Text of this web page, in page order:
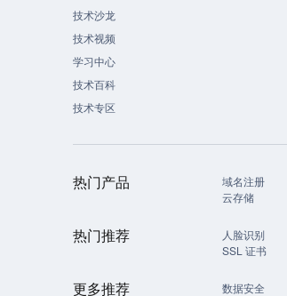
技术沙龙
技术视频
学习中心
技术百科
技术专区
热门产品 域名注册
云存储
热门推荐 人脸识别
SSL 证书
更多推荐 数据安全